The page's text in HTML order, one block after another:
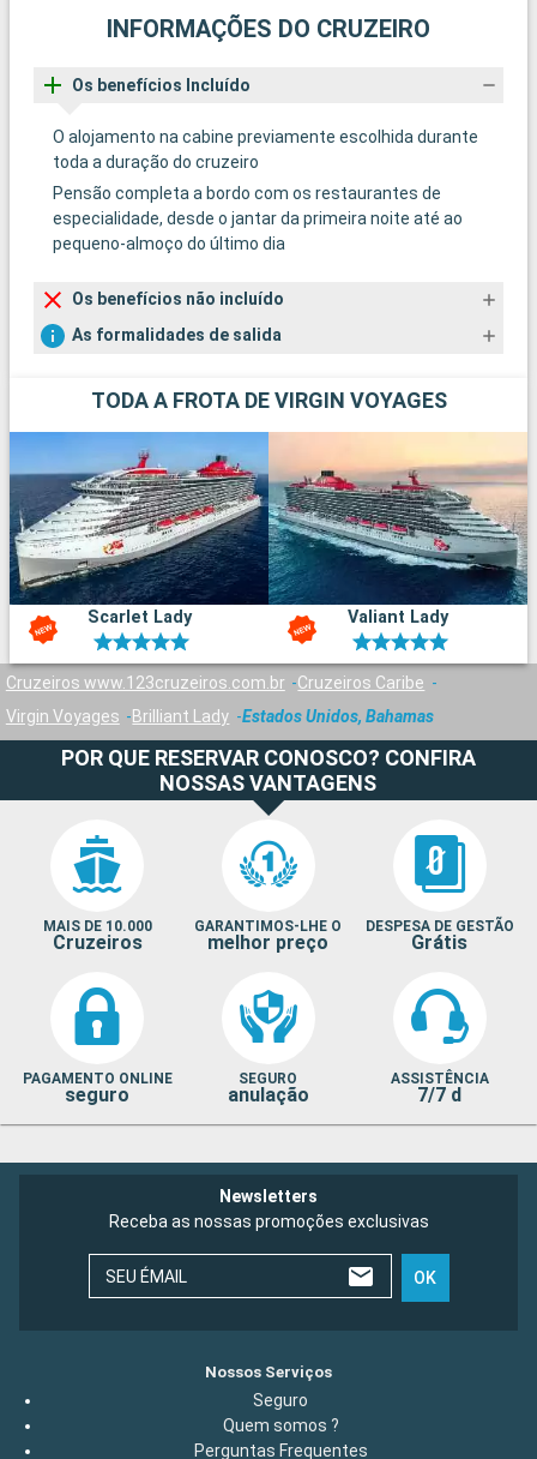
INFORMAÇÕES DO CRUZEIRO
Os benefícios Incluído
O alojamento na cabine previamente escolhida durante
toda a duração do cruzeiro
Pensão completa a bordo com os restaurantes de
especialidade, desde o jantar da primeira noite até ao
pequeno-almoço do último dia
Os benefícios não incluído
As formalidades de salida
TODA A FROTA DE VIRGIN VOYAGES
Scarlet Lady Valiant Lady
Cruzeiros www.123cruzeiros.com.br
Cruzeiros Caribe
Virgin Voyages
Brilliant Lady Estados Unidos, Bahamas
POR QUE RESERVAR CONOSCO? CONFIRA
NOSSAS VANTAGENS
MAIS DE 10.000
Cruzeiros
GARANTIMOS-LHE O
melhor preço
DESPESA DE GESTÃO
Grátis
PAGAMENTO ONLINE
seguro
SEGURO
anulação
ASSISTÊNCIA
7/7 d
Newsletters
Receba as nossas promoções exclusivas
SEU ÉMAIL OK
Nossos Serviços
Seguro
Quem somos ?
Perguntas Frequentes